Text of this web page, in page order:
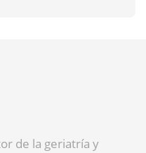
de la geriatría y